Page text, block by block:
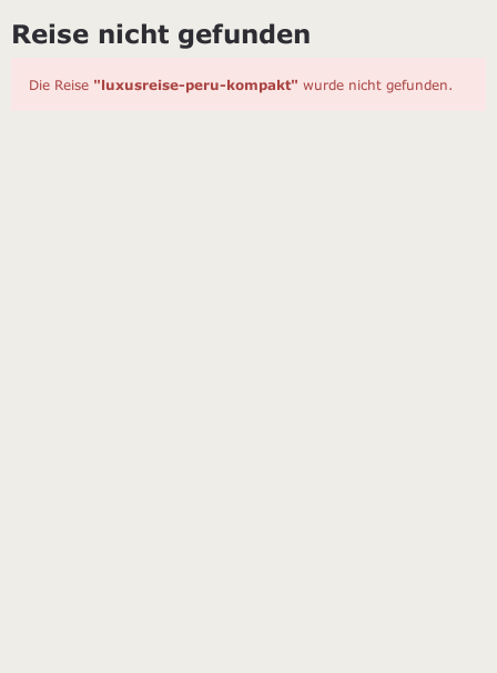
Reise nicht gefunden
Die Reise "luxusreise-peru-kompakt" wurde nicht gefunden.